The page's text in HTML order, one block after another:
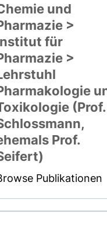
und
>
für
>
(Prof.
Prof.
Publikationen